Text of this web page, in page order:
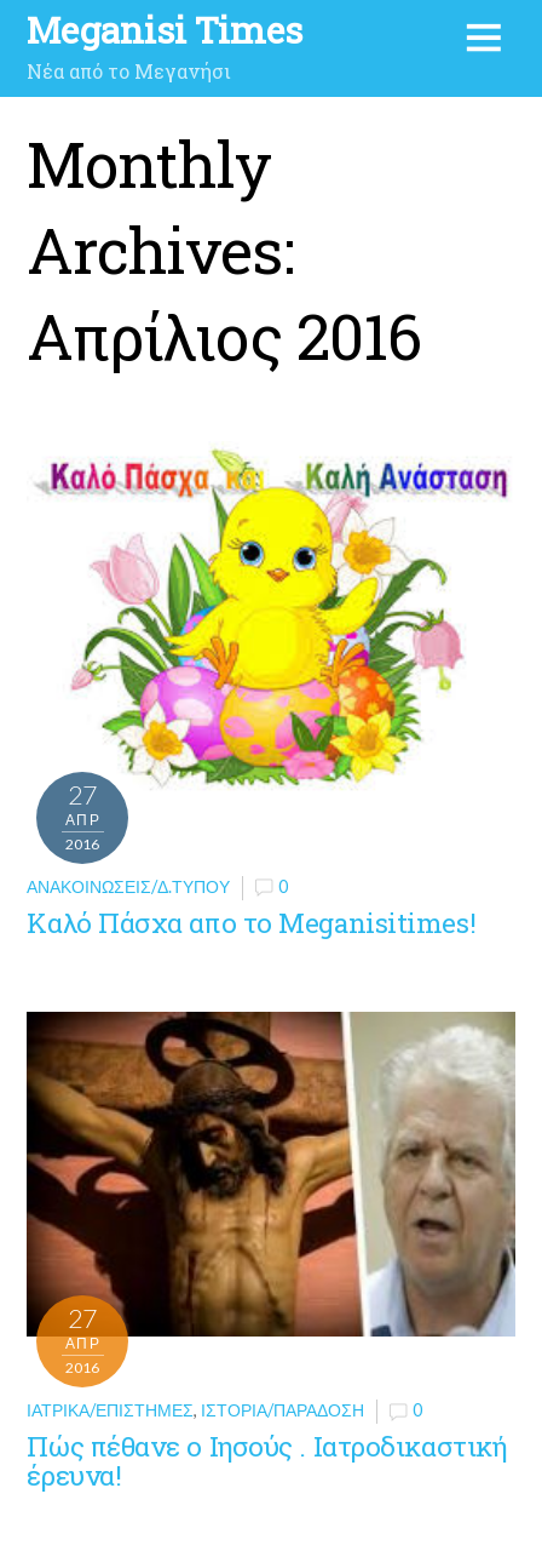
Meganisi Times
Νέα από το Μεγανήσι
Monthly
Archives:
Απρίλιος 2016
27
ΑΠΡ
2016
ΑΝΑΚΟΙΝΏΣΕΙΣ/Δ.ΤΎΠΟΥ 0
Καλό Πάσχα απo το Meganisitimes!
27
ΑΠΡ
2016
ΙΑΤΡΙΚΆ/ΕΠΙΣΤΉΜΕΣ, ΙΣΤΟΡΊΑ/ΠΑΡΆΔΟΣΗ 0
Πώς πέθανε ο Ιησούς . Ιατροδικαστική
έρευνα!